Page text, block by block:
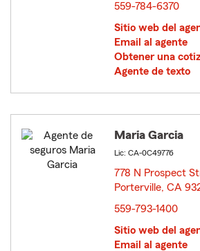
559-784-6370
Sitio web del
Email al agente
Obtener una
Agente de texto
Maria Garcia
Lic: CA-0C49776
778 N Prospect
Porterville, CA
559-793-1400
Sitio web del
Email al agente